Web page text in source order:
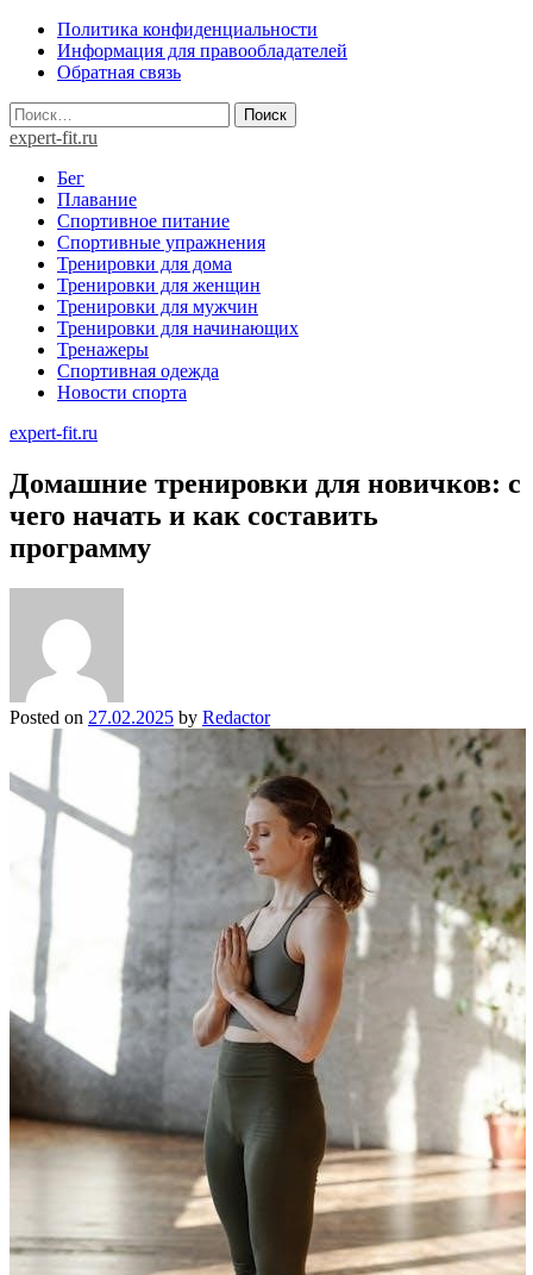
Skip
content
Политика конфиденциальности
Информация для правообладателей
Обратная связь
Найти:
expert-fit.ru
Бег
Плавание
Спортивное питание
Спортивные упражнения
Тренировки для дома
Тренировки для женщин
Тренировки для мужчин
Тренировки для начинающих
Тренажеры
Спортивная одежда
Новости спорта
expert-fit.ru
Домашние тренировки для новичков: с
чего начать и как составить
программу
Posted on 27.02.2025 by Redactor